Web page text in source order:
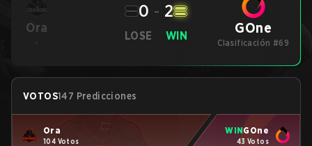
Ora
-
LOSE
0 - 2
WIN GOne
Clasificación #69
VOTOS147 Predicciones
Ora
104 Votos
WINGOne
43 Votos